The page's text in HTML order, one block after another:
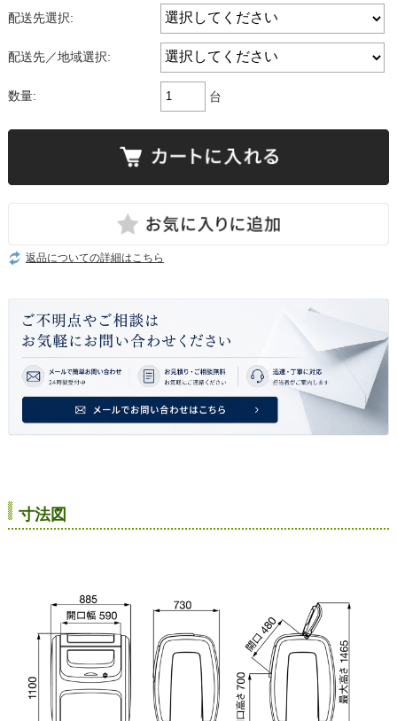
配送先選択:
配送先／地域選択:
数量: 台
返品についての詳細はこちら
寸法図